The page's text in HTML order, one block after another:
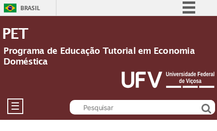
BRASIL
Participe
Acesso à informação
Legislação
Canais
PET
Programa de Educação Tutorial em Economia
Doméstica
☰